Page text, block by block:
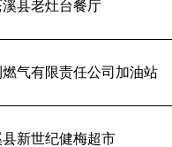
溪县老灶台餐厅
气有限责任公司加油站
新世纪健梅超市